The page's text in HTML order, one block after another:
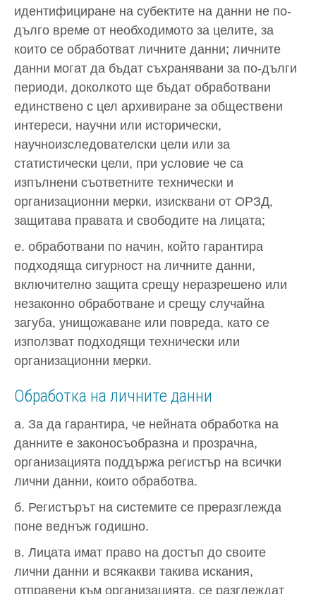
идентифициране на субектите на данни не по-
дълго време от необходимото за целите, за
които се обработват личните данни; личните
данни могат да бъдат съхранявани за по-дълги
периоди, доколкото ще бъдат обработвани
единствено с цел архивиране за обществени
интереси, научни или исторически,
научноизследователски цели или за
статистически цели, при условие че са
изпълнени съответните технически и
организационни мерки, изисквани от ОРЗД,
защитава правата и свободите на лицата;
е. обработвани по начин, който гарантира
подходяща сигурност на личните данни,
включително защита срещу неразрешено или
незаконно обработване и срещу случайна
загуба, унищожаване или повреда, като се
използват подходящи технически или
организационни мерки.
Обработка на личните данни
а. За да гарантира, че нейната обработка на
данните е законосъобразна и прозрачна,
организацията поддържа регистър на всички
лични данни, които обработва.
б. Регистърът на системите се преразглежда
поне веднъж годишно.
в. Лицата имат право на достъп до своите
лични данни и всякакви такива искания,
отправени към организацията, се разглеждат